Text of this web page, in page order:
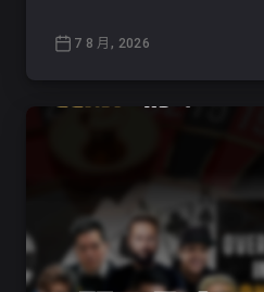
7 8 月, 2026